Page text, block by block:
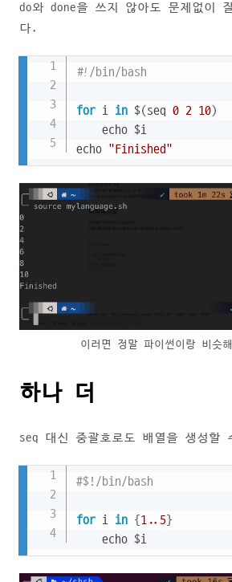
do와 done을 쓰지 않아도 문제없이
다.
#!/bin/bash
for i in $(seq 0 2 10)
    echo $i
echo "Finished"
이러면 정말 파이썬이랑 비슷
하나 더
seq 대신 중괄호로도 배열을 생성할
#$!/bin/bash
for i in {1..5}
    echo $i